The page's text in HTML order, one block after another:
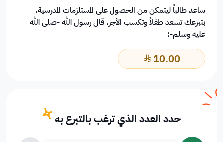
ساعد طالباً ليتمكن من الحصول على المستلزمات المدرسية.
بتبرعك تسعد طفلاً وتكسب الأجر. قال رسول الله -صلى الله
عليه وسلم-:
10.00 ﷼
حدد العدد الذي ترغب بالتبرع به